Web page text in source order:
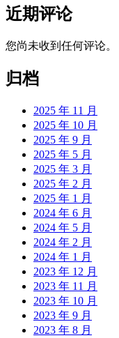
近期评论
您尚未收到任何评论。
归档
2025 年 11 月
2025 年 10 月
2025 年 9 月
2025 年 5 月
2025 年 3 月
2025 年 2 月
2025 年 1 月
2024 年 6 月
2024 年 5 月
2024 年 2 月
2024 年 1 月
2023 年 12 月
2023 年 11 月
2023 年 10 月
2023 年 9 月
2023 年 8 月